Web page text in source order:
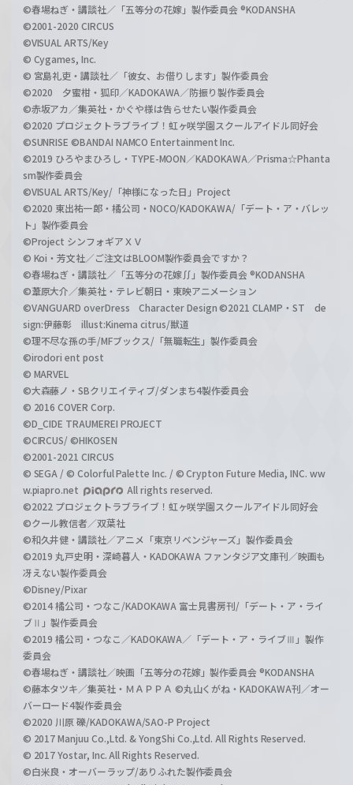
©春場ねぎ・講談社／「五等分の花嫁」製作委員会 ®KODANSHA
©2001-2020 CIRCUS
©VISUAL ARTS/Key
© Cygames, Inc.
© 宮島礼吏・講談社／「彼女、お借りします」製作委員会
©2020 夕蜜柑・狐印／KADOKAWA／防振り製作委員会
©赤坂アカ／集英社・かぐや様は告らせたい製作委員会
©2020 プロジェクトラブライブ！虹ヶ咲学園スクールアイドル同好会
©SUNRISE ©BANDAI NAMCO Entertainment Inc.
©2019 ひろやまひろし・TYPE-MOON／KADOKAWA／Prisma☆Phanta
sm製作委員会
©VISUAL ARTS/Key/「神様になった日」Project
©2020 東出祐一郎・橘公司・NOCO/KADOKAWA/「デート・ア・バレッ
ト」製作委員会
©Project シンフォギアＸＶ
© Koi・芳文社／ご注文はBLOOM製作委員会ですか？
©春場ねぎ・講談社／「五等分の花嫁∬」製作委員会 ®KODANSHA
©葦原大介／集英社・テレビ朝日・東映アニメーション
©VANGUARD overDress Character Design ©2021 CLAMP・ST de
sign:伊藤彰 illust:Kinema citrus/獣道
©理不尽な孫の手/MFブックス/「無職転生」製作委員会
©irodori ent post
© MARVEL
©大森藤ノ・SBクリエイティブ/ダンまち4製作委員会
© 2016 COVER Corp.
©D_CIDE TRAUMEREI PROJECT
©CIRCUS/ ©HIKOSEN
©2001-2021 CIRCUS
© SEGA / © Colorful Palette Inc. / © Crypton Future Media, INC. ww
w.piapro.net
All rights reserved.
©2022 プロジェクトラブライブ！虹ヶ咲学園スクールアイドル同好会
©クール教信者／双葉社
©和久井健・講談社／アニメ「東京リベンジャーズ」製作委員会
©2019 丸戸史明・深崎暮人・KADOKAWA ファンタジア文庫刊／映画も
冴えない製作委員会
©Disney/Pixar
©2014 橘公司・つなこ/KADOKAWA 富士見書房刊/「デート・ア・ライ
ブⅡ」製作委員会
©2019 橘公司・つなこ／KADOKAWA／「デート・ア・ライブⅢ」製作
委員会
©春場ねぎ・講談社／映画「五等分の花嫁」製作委員会 ®KODANSHA
©藤本タツキ／集英社・ＭＡＰＰＡ ©丸山くがね・KADOKAWA刊／オー
バーロード4製作委員会
©2020 川原 礫/KADOKAWA/SAO-P Project
© 2017 Manjuu Co.,Ltd. & YongShi Co.,Ltd. All Rights Reserved.
© 2017 Yostar, Inc. All Rights Reserved.
©白米良・オーバーラップ/ありふれた製作委員会